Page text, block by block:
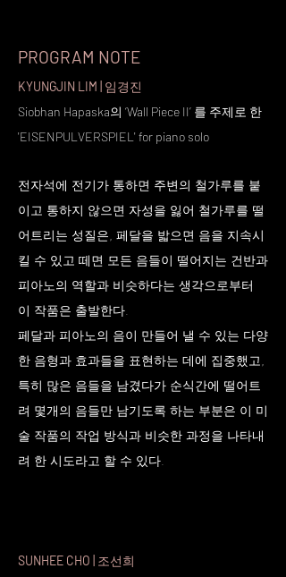
PROGRAM NOTE
KYUNGJIN LIM | 임경진
Siobhan Hapaska의 ‘Wall Piece II’ 를 주제로 한
'EISENPULVERSPIEL' for piano solo
전자석에 전기가 통하면 주변의 철가루를 붙
이고 통하지 않으면 자성을 잃어 철가루를 떨
어트리는 성질은, 페달을 밟으면 음을 지속시
킬 수 있고 떼면 모든 음들이 떨어지는 건반과
피아노의 역할과 비슷하다는 생각으로부터
이 작품은 출발한다.
페달과 피아노의 음이 만들어 낼 수 있는 다양
한 음형과 효과들을 표현하는 데에 집중했고,
특히 많은 음들을 남겼다가 순식간에 떨어트
려 몇개의 음들만 남기도록 하는 부분은 이 미
술 작품의 작업 방식과 비슷한 과정을 나타내
려 한 시도라고 할 수 있다.
SUNHEE CHO 조선희